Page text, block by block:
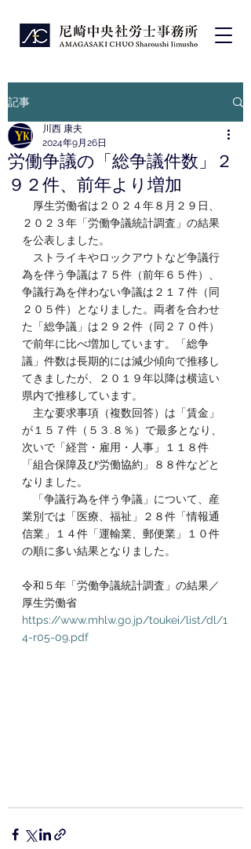
記事
労働争議の「総争議件数」２
９２件、前年より増加
川西 康夫
2024年9月26日
厚生労働省は２０２４年８月２９日、
２０２３年「労働争議統計調査」の結果
を公表しました。
ストライキやロックアウトなど争議行
為を伴う争議は７５件（前年６５件）、
争議行為を伴わない争議は２１７件（同
２０５件）となりました。両者を合わせ
た「総争議」は２９２件（同２７０件）
で前年に比べ増加しています。「総争
議」件数は長期的には減少傾向で推移し
てきましたが、２０１９年以降は横這い
県内で推移しています。
主な要求事項（複数回答）は「賃金」
が１５７件（５３.８％）で最多となり、
次いで「経営・雇用・人事」１１８件
「組合保障及び労働協約」８８件などと
なりました。
「争議行為を伴う争議」について、産
業別では「医療、福祉」２８件「情報通
信業」１４件「運輸業、郵便業」１０件
の順に多い結果となりました。
令和５年「労働争議統計調査」の結果／
厚生労働省
https://www.mhlw.go.jp/toukei/list/dl/1
4-r05-09.pdf